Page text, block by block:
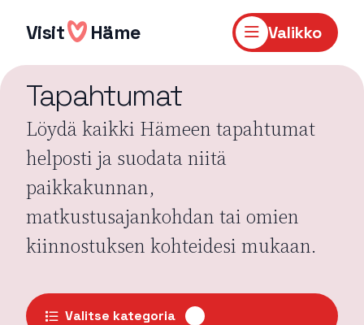
sisältöön
Visit Häme Valikko
Tapahtumat
Löydä kaikki Hämeen tapahtumat
helposti ja suodata niitä
paikkakunnan,
matkustusajankohdan tai omien
kiinnostuksen kohteidesi mukaan.
Valitse kategoria